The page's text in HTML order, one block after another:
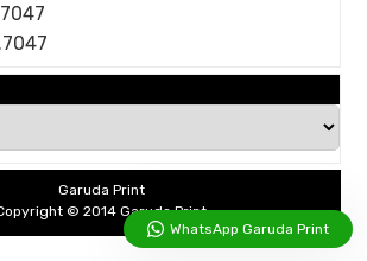
Garuda Print
© 2014 Garuda Print
WhatsApp Garuda Print